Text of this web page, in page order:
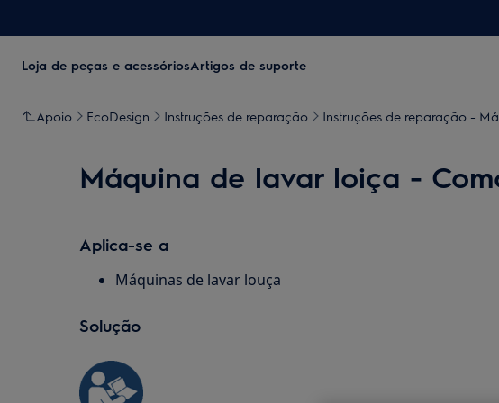
Loja de peças e acessóriosArtigos de suporte
Apoio EcoDesign Instruções de reparação Instruções de reparação -
Máquina de lavar loiça -
Aplica-se a
Máquinas de lavar louça
Solução